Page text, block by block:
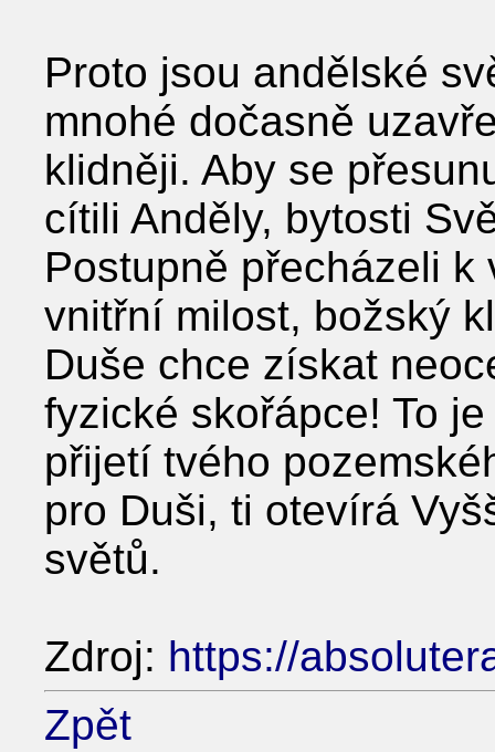
Proto jsou andělské
mnohé dočasně
klidněji. Aby se
cítili Anděly, bytosti
Postupně přecházeli
vnitřní milost, božský
Duše chce získat
fyzické skořápce! To
přijetí tvého
pro Duši, ti otevírá
světů.
Zdroj: https://
Zpět